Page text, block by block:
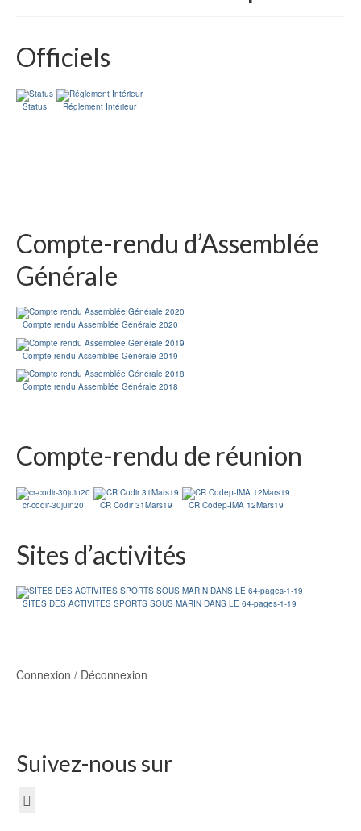
Officiels
Status Réglement Intérieur
Compte-rendu d’Assemblée
Générale
Compte rendu Assemblée Générale 2020
Compte rendu Assemblée Générale 2019
Compte rendu Assemblée Générale 2018
Compte-rendu de réunion
cr-codir-30juin20 CR Codir 31Mars19 CR Codep-IMA 12Mars19
Sites d’activités
SITES DES ACTIVITES SPORTS SOUS MARIN DANS LE 64-pages-1-19
Connexion / Déconnexion
Suivez-nous sur